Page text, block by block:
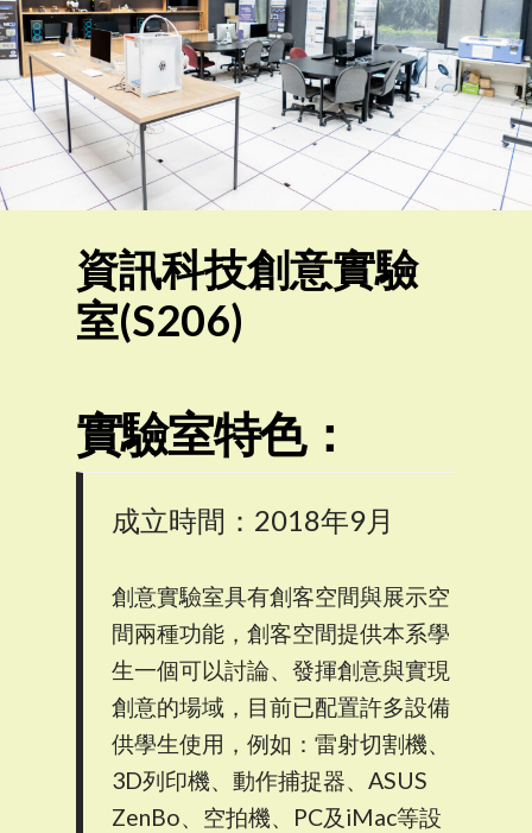
資訊科技創意實驗
室(S206)
實驗室特色：
成立時間：2018年9月
創意實驗室具有創客空間與展示空
間兩種功能，創客空間提供本系學
生一個可以討論、發揮創意與實現
創意的場域，目前已配置許多設備
供學生使用，例如：雷射切割機、
3D列印機、動作捕捉器、ASUS
ZenBo、空拍機、PC及iMac等設